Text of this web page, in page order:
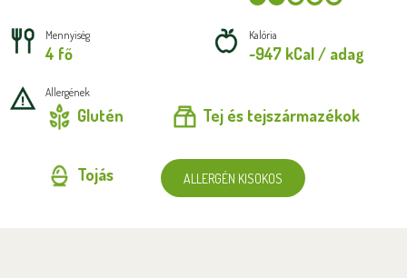
Mennyiség
4 fő
Kalória
~947 kCal / adag
Allergének
Glutén Tej és tejszármazékok
Tojás ALLERGÉN KISOKOS